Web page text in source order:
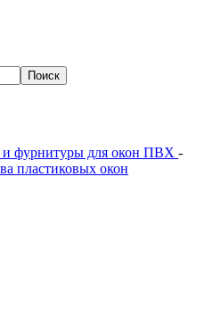
фурнитуры для окон ПВХ -
пластиковых окон